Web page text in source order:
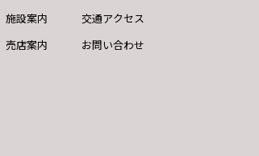
施設案内
売店案内
交通アクセス
お問い合わせ